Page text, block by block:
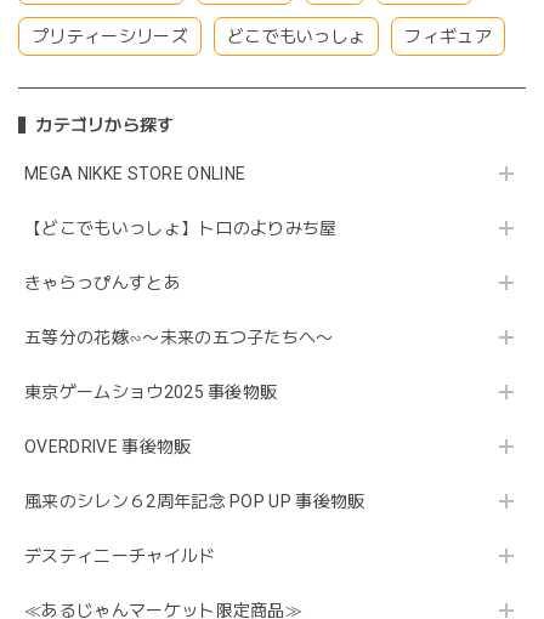
プリティーシリーズ どこでもいっしょ フィギュア
カテゴリから探す
MEGA NIKKE STORE ONLINE
【どこでもいっしょ】トロのよりみち屋
きゃらっぴんすとあ
五等分の花嫁∽〜未来の五つ子たちへ〜
東京ゲームショウ2025 事後物販
OVERDRIVE 事後物販
風来のシレン６2周年記念 POP UP 事後物販
デスティニーチャイルド
≪あるじゃんマーケット限定商品≫